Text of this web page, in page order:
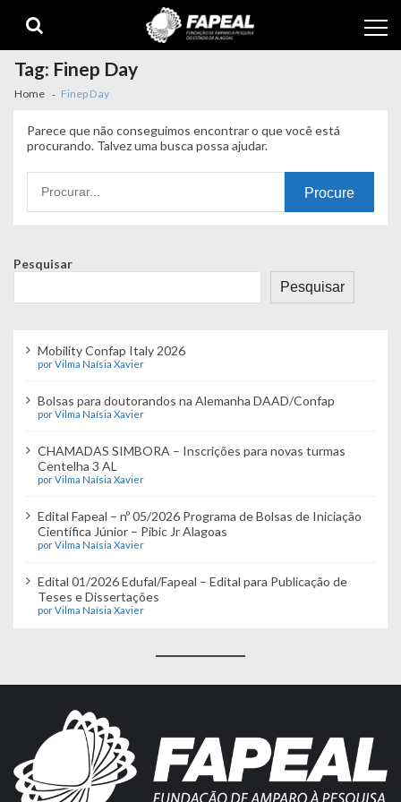
navigation
content
Tag: Finep Day
Home Finep Day
Parece que não conseguimos encontrar o que você está
procurando. Talvez uma busca possa ajudar.
por:
Pesquisar
Pesquisar
Mobility Confap Italy 2026
por Vilma Naísia Xavier
Bolsas para doutorandos na Alemanha DAAD/Confap
por Vilma Naísia Xavier
CHAMADAS SIMBORA – Inscrições para novas turmas
Centelha 3 AL
por Vilma Naísia Xavier
Edital Fapeal – nº 05/2026 Programa de Bolsas de Iniciação
Científica Júnior – Pibic Jr Alagoas
por Vilma Naísia Xavier
Edital 01/2026 Edufal/Fapeal – Edital para Publicação de
Teses e Dissertações
por Vilma Naísia Xavier